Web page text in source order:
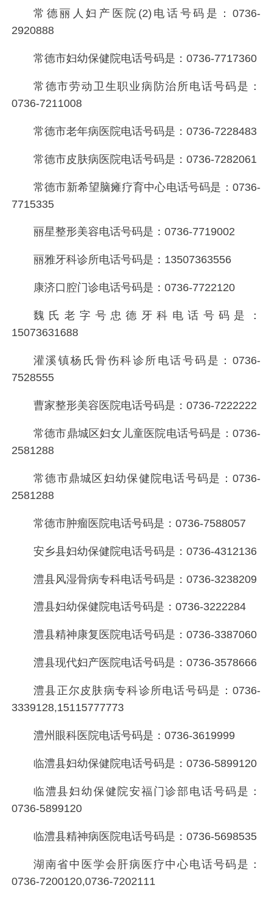
常德丽人妇产医院(2)电话号码是： 0736-
2920888
常德市妇幼保健院电话号码是： 0736-7717360
常德市劳动卫生职业病防治所电话号码是：
0736-7211008
常德市老年病医院电话号码是： 0736-7228483
常德市皮肤病医院电话号码是： 0736-7282061
常德市新希望脑瘫疗育中心电话号码是： 0736-
7715335
丽星整形美容电话号码是： 0736-7719002
丽雅牙科诊所电话号码是： 13507363556
康济口腔门诊电话号码是： 0736-7722120
魏氏老字号忠德牙科电话号码是：
15073631688
灌溪镇杨氏骨伤科诊所电话号码是： 0736-
7528555
曹家整形美容医院电话号码是： 0736-7222222
常德市鼎城区妇女儿童医院电话号码是： 0736-
2581288
常德市鼎城区妇幼保健院电话号码是： 0736-
2581288
常德市肿瘤医院电话号码是： 0736-7588057
安乡县妇幼保健院电话号码是： 0736-4312136
澧县风湿骨病专科电话号码是： 0736-3238209
澧县妇幼保健院电话号码是： 0736-3222284
澧县精神康复医院电话号码是： 0736-3387060
澧县现代妇产医院电话号码是： 0736-3578666
澧县正尔皮肤病专科诊所电话号码是： 0736-
3339128,15115777773
澧州眼科医院电话号码是： 0736-3619999
临澧县妇幼保健院电话号码是： 0736-5899120
临澧县妇幼保健院安福门诊部电话号码是：
0736-5899120
临澧县精神病医院电话号码是： 0736-5698535
湖南省中医学会肝病医疗中心电话号码是：
0736-7200120,0736-7202111